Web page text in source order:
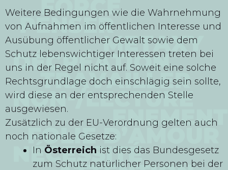
Weitere Bedingungen wie die Wahrnehmung
von Aufnahmen im öffentlichen Interesse und
Ausübung öffentlicher Gewalt sowie dem
Schutz lebenswichtiger Interessen treten bei
uns in der Regel nicht auf. Soweit eine solche
Rechtsgrundlage doch einschlägig sein sollte,
wird diese an der entsprechenden Stelle
ausgewiesen.
Zusätzlich zu der EU-Verordnung gelten auch
noch nationale Gesetze:
In Österreich ist dies das Bundesgesetz
zum Schutz natürlicher Personen bei der